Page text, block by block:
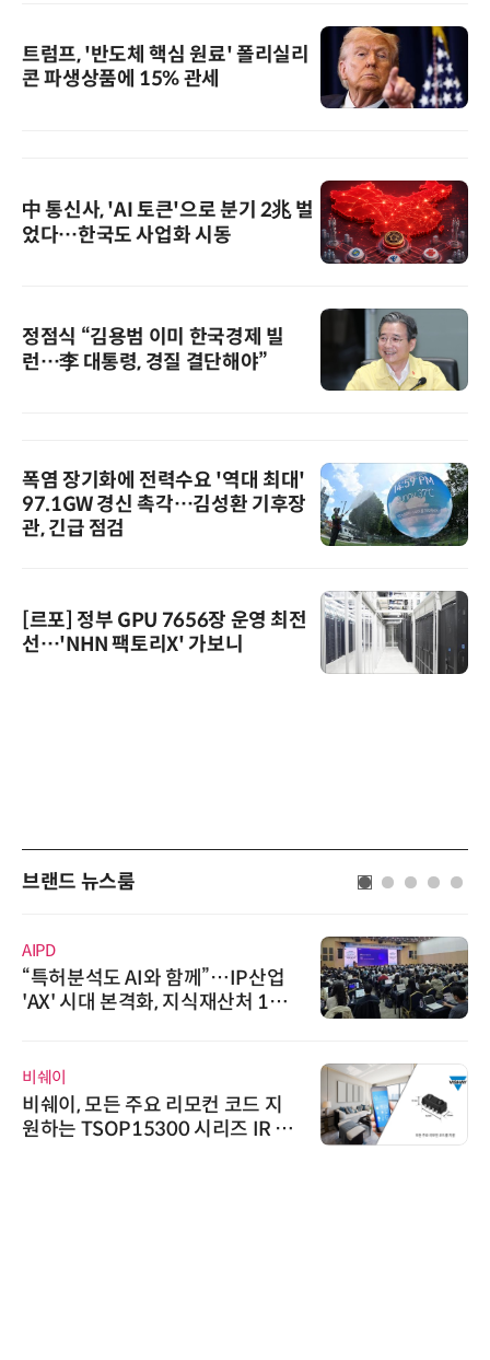
트럼프, '반도체 핵심 원료' 폴리실리
콘 파생상품에 15% 관세
中 통신사, 'AI 토큰'으로 분기 2兆 벌
었다…한국도 사업화 시동
정점식 “김용범 이미 한국경제 빌
런…李 대통령, 경질 결단해야”
폭염 장기화에 전력수요 '역대 최대'
97.1GW 경신 촉각…김성환 기후장
관, 긴급 점검
[르포] 정부 GPU 7656장 운영 최전
선…'NHN 팩토리X' 가보니
브랜드 뉴스룸
노보센스
노보센스, PWM 고주파 과도 간섭
난제 극복…차량용 전류 감지 증폭
다래전략사업화센터
다래전략사업화센터, 'BIO USA 2
026'서 글로벌 빅파마와의 비즈니